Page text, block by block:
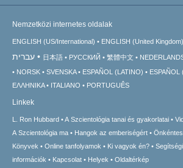
Nemzetközi internetes oldalak
ENGLISH (US/International) ENGLISH (United Kingdom)
עברית 日本語 РУССКИЙ 繁體中文
NORSK
SVENSKA ESPAÑOL (LATINO)
ESPAÑOL
ΕΛΛΗΝΙΚA
ITALIANO PORTUGUÊS
Linkek
L. Ron Hubbard A Szcientológia tanai és gyakorlatai
A Szcientológia ma
Hangok az emberiségért
Könyvek
Online tanfolyamok Ki vagyok én?
információk
Kapcsolat Helyek Oldaltérkép